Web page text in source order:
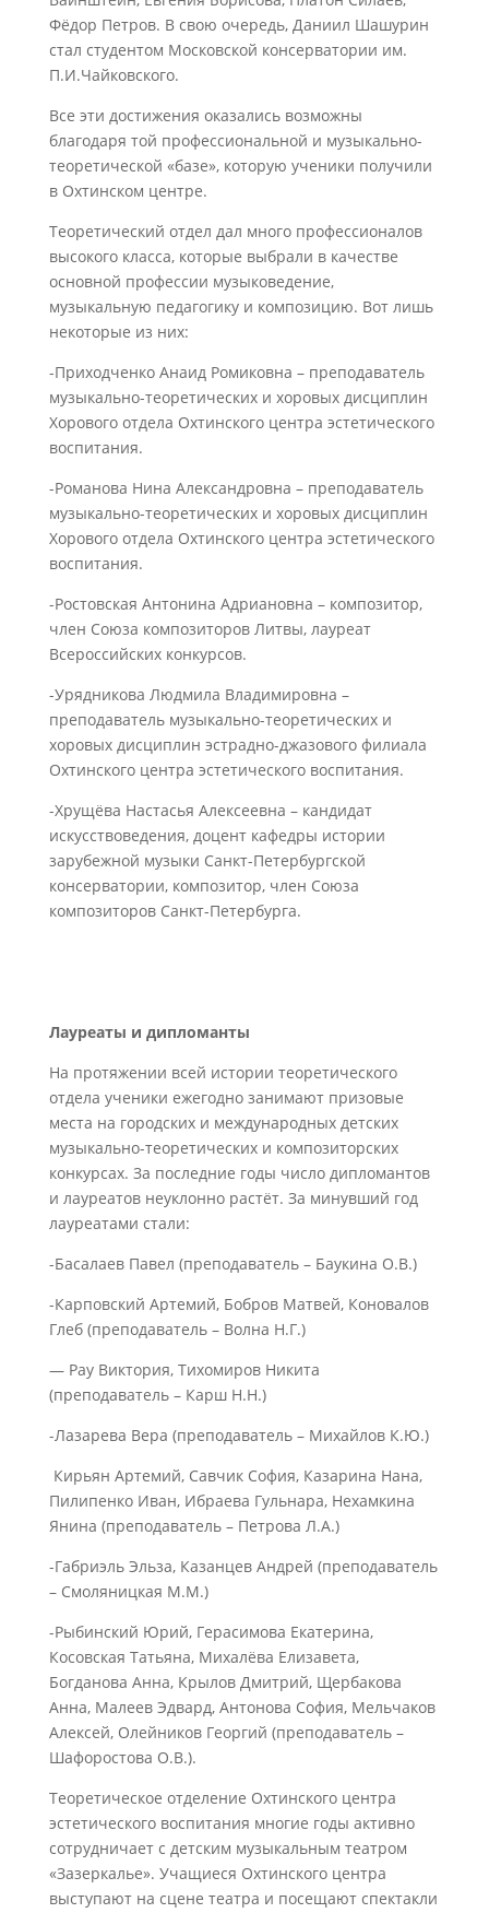
Фёдор Петров. В свою очередь, Даниил Шашурин
стал студентом Московской консерватории им.
П.И.Чайковского.
Все эти достижения оказались возможны
благодаря той профессиональной и музыкально-
теоретической «базе», которую ученики получили
в Охтинском центре.
Теоретический отдел дал много профессионалов
высокого класса, которые выбрали в качестве
основной профессии музыковедение,
музыкальную педагогику и композицию. Вот лишь
некоторые из них:
-Приходченко Анаид Ромиковна – преподаватель
музыкально-теоретических и хоровых дисциплин
Хорового отдела Охтинского центра эстетического
воспитания.
-Романова Нина Александровна – преподаватель
музыкально-теоретических и хоровых дисциплин
Хорового отдела Охтинского центра эстетического
воспитания.
-Ростовская Антонина Адриановна – композитор,
член Союза композиторов Литвы, лауреат
Всероссийских конкурсов.
-Урядникова Людмила Владимировна –
преподаватель музыкально-теоретических и
хоровых дисциплин эстрадно-джазового филиала
Охтинского центра эстетического воспитания.
-Хрущёва Настасья Алексеевна – кандидат
искусствоведения, доцент кафедры истории
зарубежной музыки Санкт-Петербургской
консерватории, композитор, член Союза
композиторов Санкт-Петербурга.
Лауреаты и дипломанты
На протяжении всей истории теоретического
отдела ученики ежегодно занимают призовые
места на городских и международных детских
музыкально-теоретических и композиторских
конкурсах. За последние годы число дипломантов
и лауреатов неуклонно растёт. За минувший год
лауреатами стали:
-Басалаев Павел (преподаватель – Баукина О.В.)
-Карповский Артемий, Бобров Матвей, Коновалов
Глеб (преподаватель – Волна Н.Г.)
— Рау Виктория, Тихомиров Никита
(преподаватель – Карш Н.Н.)
-Лазарева Вера (преподаватель – Михайлов К.Ю.)
Кирьян Артемий, Савчик София, Казарина Нана,
Пилипенко Иван, Ибраева Гульнара, Нехамкина
Янина (преподаватель – Петрова Л.А.)
-Габриэль Эльза, Казанцев Андрей (преподаватель
– Смоляницкая М.М.)
-Рыбинский Юрий, Герасимова Екатерина,
Косовская Татьяна, Михалёва Елизавета,
Богданова Анна, Крылов Дмитрий, Щербакова
Анна, Малеев Эдвард, Антонова София, Мельчаков
Алексей, Олейников Георгий (преподаватель –
Шафоростова О.В.).
Теоретическое отделение Охтинского центра
эстетического воспитания многие годы активно
сотрудничает с детским музыкальным театром
«Зазеркалье». Учащиеся Охтинского центра
выступают на сцене театра и посещают спектакли